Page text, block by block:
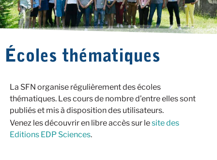
Écoles thématiques
La SFN organise régulièrement des écoles
thématiques. Les cours de nombre d’entre elles sont
publiés et mis à disposition des utilisateurs.
Venez les découvrir en libre accès sur lesite des
Editions EDP Sciences.